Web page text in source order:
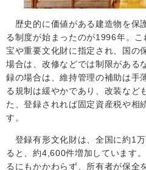
歴史的に価値がある建造物を保
る制度が始まったのが1996年。こ
宝や重要文化財に指定され、国の
場合は、改修などでは制限がある
録の場合は、維持管理の補助は手
る規制は緩やかであり、改装など
た、登録されれば固定資産税や相
す。
登録有形文化財は、全国に約1万
ると、約4,600件増加しています
るにもかかわらず、所有者が保全